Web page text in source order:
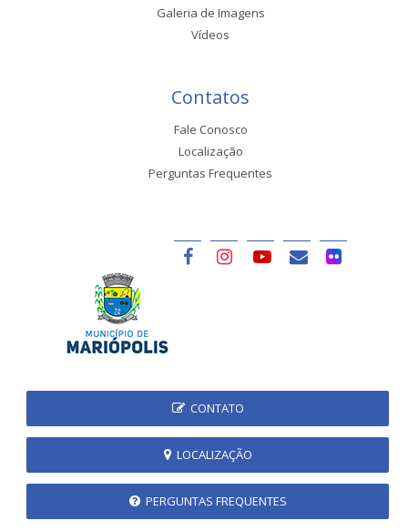
Galeria de Imagens
Vídeos
Contatos
Fale Conosco
Localização
Perguntas Frequentes
CONTATO
LOCALIZAÇÃO
PERGUNTAS FREQUENTES